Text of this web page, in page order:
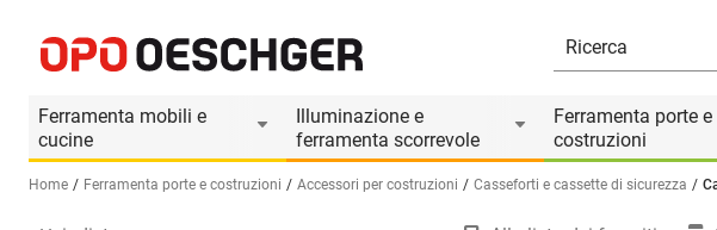
Ferramenta mobili e
cucine
Illuminazione e
ferramenta scorrevole
Ferramenta porte e
costruzioni
Home Ferramenta porte e costruzioni Accessori per costruzioni Casseforti e cassette di sicurezza
Informazioni prodotto